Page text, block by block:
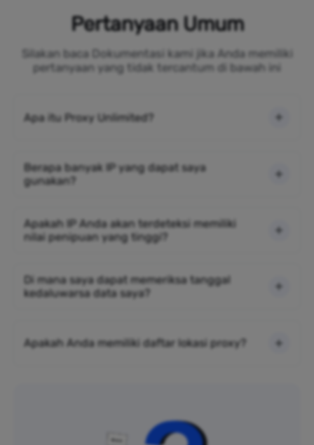
Pertanyaan Umum
Silakan baca Dokumentasi kami jika Anda memiliki
pertanyaan yang tidak tercantum di bawah ini
Apa itu Proxy Unlimited?
Berapa banyak IP yang dapat saya
gunakan?
Apakah IP Anda akan terdeteksi memiliki
nilai penipuan yang tinggi?
Di mana saya dapat memeriksa tanggal
kedaluwarsa data saya?
Apakah Anda memiliki daftar lokasi proxy?